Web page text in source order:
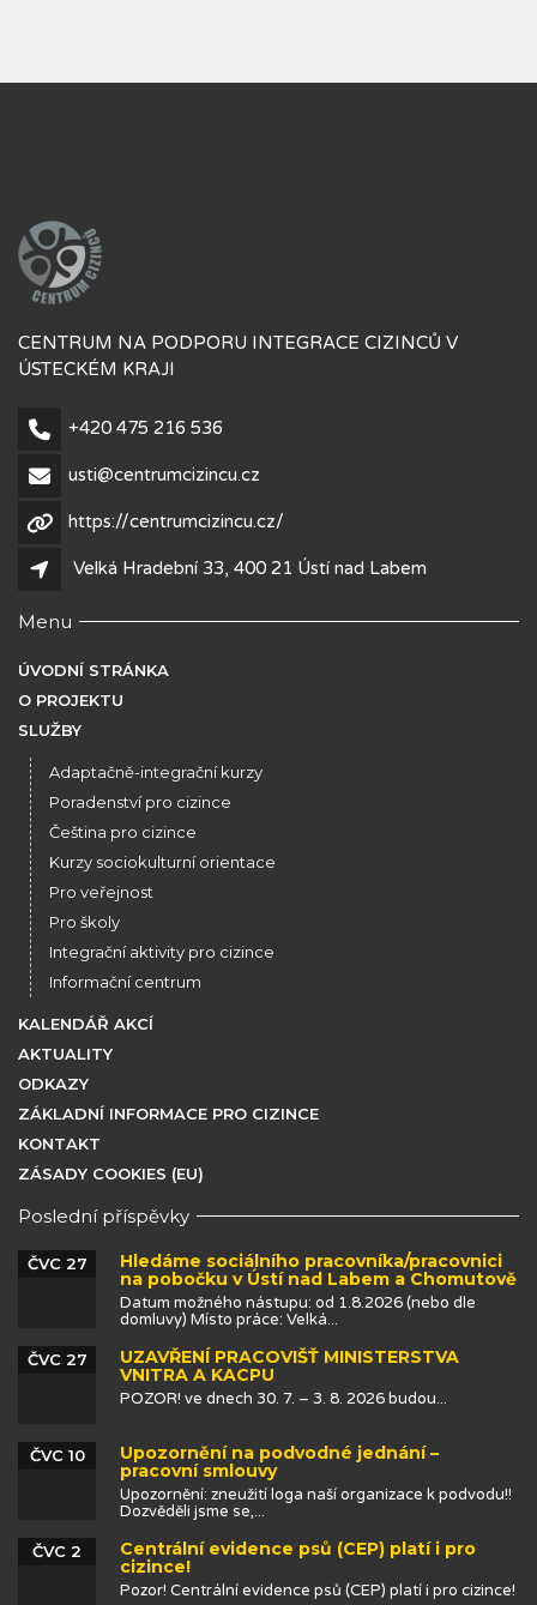
CENTRUM NA PODPORU INTEGRACE CIZINCŮ V
ÚSTECKÉM KRAJI
+420 475 216 536
usti@centrumcizincu.cz
https://centrumcizincu.cz/
Velká Hradební 33, 400 21 Ústí nad Labem
Menu
ÚVODNÍ STRÁNKA
O PROJEKTU
SLUŽBY
Adaptačně-integrační kurzy
Poradenství pro cizince
Čeština pro cizince
Kurzy sociokulturní orientace
Pro veřejnost
Pro školy
Integrační aktivity pro cizince
Informační centrum
KALENDÁŘ AKCÍ
AKTUALITY
ODKAZY
ZÁKLADNÍ INFORMACE PRO CIZINCE
KONTAKT
ZÁSADY COOKIES (EU)
Poslední příspěvky
Hledáme sociálního pracovníka/pracovnici
na pobočku v Ústí nad Labem a Chomutově
ČVC 27
Datum možného nástupu: od 1.8.2026 (nebo dle
domluvy) Místo práce: Velká...
UZAVŘENÍ PRACOVIŠŤ MINISTERSTVA
VNITRA A KACPU
ČVC 27
POZOR! ve dnech 30. 7. – 3. 8. 2026 budou...
Upozornění na podvodné jednání –
pracovní smlouvy
ČVC 10
Upozornění: zneužití loga naší organizace k podvodu!!
Dozvěděli jsme se,...
Centrální evidence psů (CEP) platí i pro
cizince!
ČVC 2
Pozor! Centrální evidence psů (CEP) platí i pro cizince!